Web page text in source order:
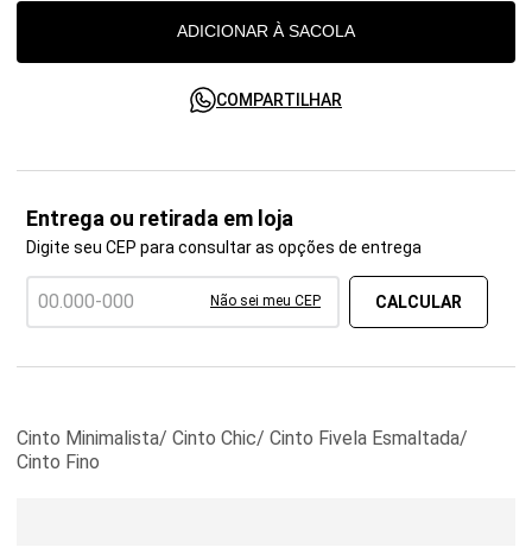
ADICIONAR À SACOLA
COMPARTILHAR
Entrega ou retirada em loja
Digite seu CEP para consultar as opções de entrega
Não sei meu CEP
Cinto Minimalista/ Cinto Chic/ Cinto Fivela Esmaltada/
Cinto Fino